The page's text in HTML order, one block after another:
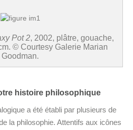
Pot 2, 2002, plâtre, gouache,
© Courtesy Galerie Marian
Goodman.
histoire philosophique
a été établi par plusieurs de
la philosophie. Attentifs aux icônes